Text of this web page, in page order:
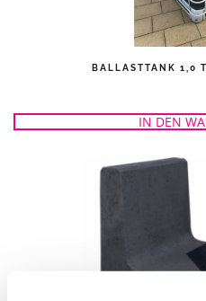
BALLASTTANK 1,0
IN DEN